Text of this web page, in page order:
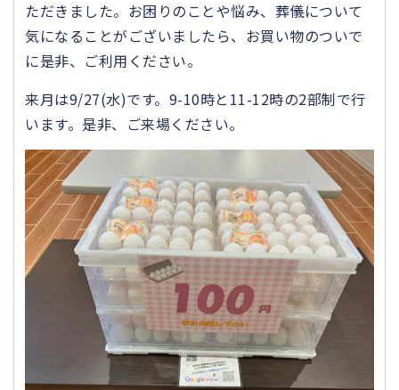
ただきました。お困りのことや悩み、葬儀について
気になることがございましたら、お買い物のついで
に是非、ご利用ください。
来月は9/27(水)です。9-10時と11-12時の2部制で行
います。是非、ご来場ください。